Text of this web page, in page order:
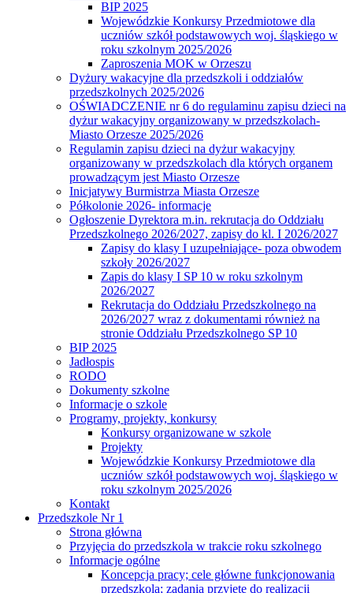
BIP 2025
Wojewódzkie Konkursy Przedmiotowe dla
uczniów szkół podstawowych woj. śląskiego w
roku szkolnym 2025/2026
Zaproszenia MOK w Orzeszu
Dyżury wakacyjne dla przedszkoli i oddziałów
przedszkolnych 2025/2026
OŚWIADCZENIE nr 6 do regulaminu zapisu dzieci na
dyżur wakacyjny organizowany w przedszkolach-
Miasto Orzesze 2025/2026
Regulamin zapisu dzieci na dyżur wakacyjny
organizowany w przedszkolach dla których organem
prowadzącym jest Miasto Orzesze
Inicjatywy Burmistrza Miasta Orzesze
Półkolonie 2026- informacje
Ogłoszenie Dyrektora m.in. rekrutacja do Oddziału
Przedszkolnego 2026/2027, zapisy do kl. I 2026/2027
Zapisy do klasy I uzupełniające- poza obwodem
szkoły 2026/2027
Zapis do klasy I SP 10 w roku szkolnym
2026/2027
Rekrutacja do Oddziału Przedszkolnego na
2026/2027 wraz z dokumentami również na
stronie Oddziału Przedszkolnego SP 10
BIP 2025
Jadłospis
RODO
Dokumenty szkolne
Informacje o szkole
Programy, projekty, konkursy
Konkursy organizowane w szkole
Projekty
Wojewódzkie Konkursy Przedmiotowe dla
uczniów szkół podstawowych woj. śląskiego w
roku szkolnym 2025/2026
Kontakt
Przedszkole Nr 1
Strona główna
Przyjęcia do przedszkola w trakcie roku szkolnego
Informacje ogólne
Koncepcja pracy; cele główne funkcjonowania
przedszkola; zadania przyjęte do realizacji